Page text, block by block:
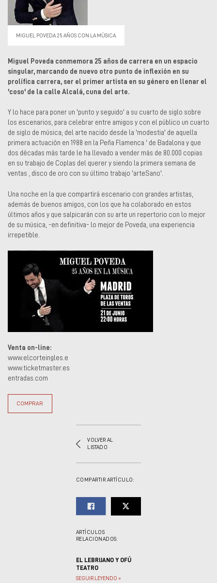
culturales
Teatros y salas
Circuitos y rutas del
flamenco
MIGUEL POVEDA 25 AÑOS CON LA MÚSICA.
Miguel Poveda conmemora 25 años de carrera en un espacio
singular, marcando de nuevo otro punto de inflexión en su
prolífica carrera, ser el primer artista en su género en llenar el
'coso' de la calle Alcalá, cuna del arte.
Y lo hace para poner un 'punto y seguido' a su cuarto de siglo sobre
los escenarios, para celebrar entre amigos y con el público un cuarto
de siglo de música; del arte nacido desde la 'modestia' de aquella
primera actuación en 1988 en la Peña Flamenca ' de Badalona y que
dos décadas más tarde le ha llevado a vender más de 80.000 copias
en su trabajo de Coplas del querer y siendo la primera semana de
ventas , disco de oro con su último trabajo 'arteSano'.
Una noche en la que compartirá escenario con grandes artistas,
además de buenos amigos, con los que ha colaborado en estos
últimos años y que salpicarán con su arte un repertorio con lo mejor
de su música, -en definitiva- lo mejor de Poveda, una experiencia
irrepetible.
Venta on-line:
www.elcorteingles.e
www.ticketmaster.es
entradas.com
COMPRAR
VOLVER AL
LISTADO
COMPARTIR ARTÍCULO:
ARTÍCULOS
RELACIONADOS:
EL LEBRIJANO Y OFÚ
TEATRO
SEGUIR LEYENDO »